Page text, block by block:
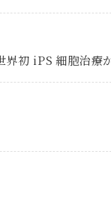
界初 iPS 細胞治